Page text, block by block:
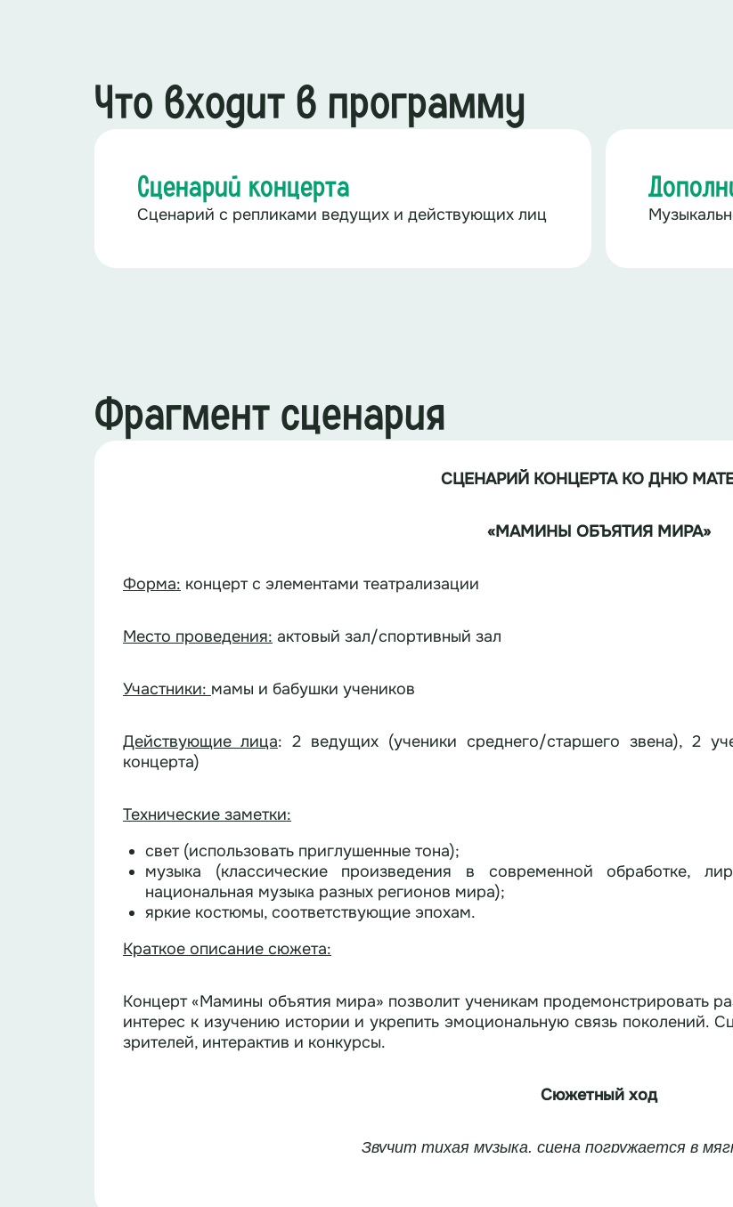
Что входит в программу
Сценарий концерта
Сценарий с репликами ведущих и действующих лиц
Фрагмент сценария
СЦЕНАРИЙ КОНЦЕРТА КО ДНЮ
«МАМИНЫ ОБЪЯТИЯ МИРА»
Форма: концерт с элементами театрализации
Место проведения: актовый зал/спортивный зал
Участники: мамы и бабушки учеников
Действующие лица: 2 ведущих (ученики среднего/старшего звена), 2
концерта)
Технические заметки:
свет (использовать приглушенные тона);
музыка (классические произведения в современной обработке,
национальная музыка разных регионов мира);
яркие костюмы, соответствующие эпохам.
Краткое описание сюжета:
Концерт «Мамины объятия мира» позволит ученикам продемонстрировать
интерес к изучению истории и укрепить эмоциональную связь поколений.
зрителей, интерактив и конкурсы.
Сюжетный ход
Звучит тихая музыка, сцена погружается в